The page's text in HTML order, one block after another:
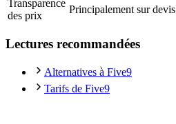
Transparence
des prix
Principalement sur devis
Lectures recommandées
Alternatives à Five9
Tarifs de Five9